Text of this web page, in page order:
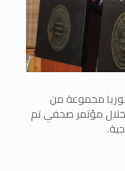
مجموعة من
مؤتمر صحفي تم